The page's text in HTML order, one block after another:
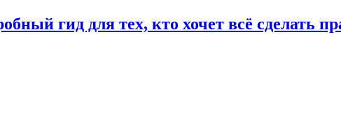
гид для тех, кто хочет всё сделать